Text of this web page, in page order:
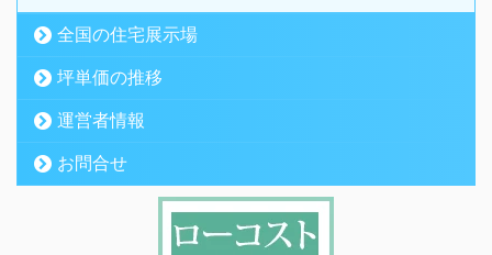
全国の住宅展示場
坪単価の推移
運営者情報
お問合せ